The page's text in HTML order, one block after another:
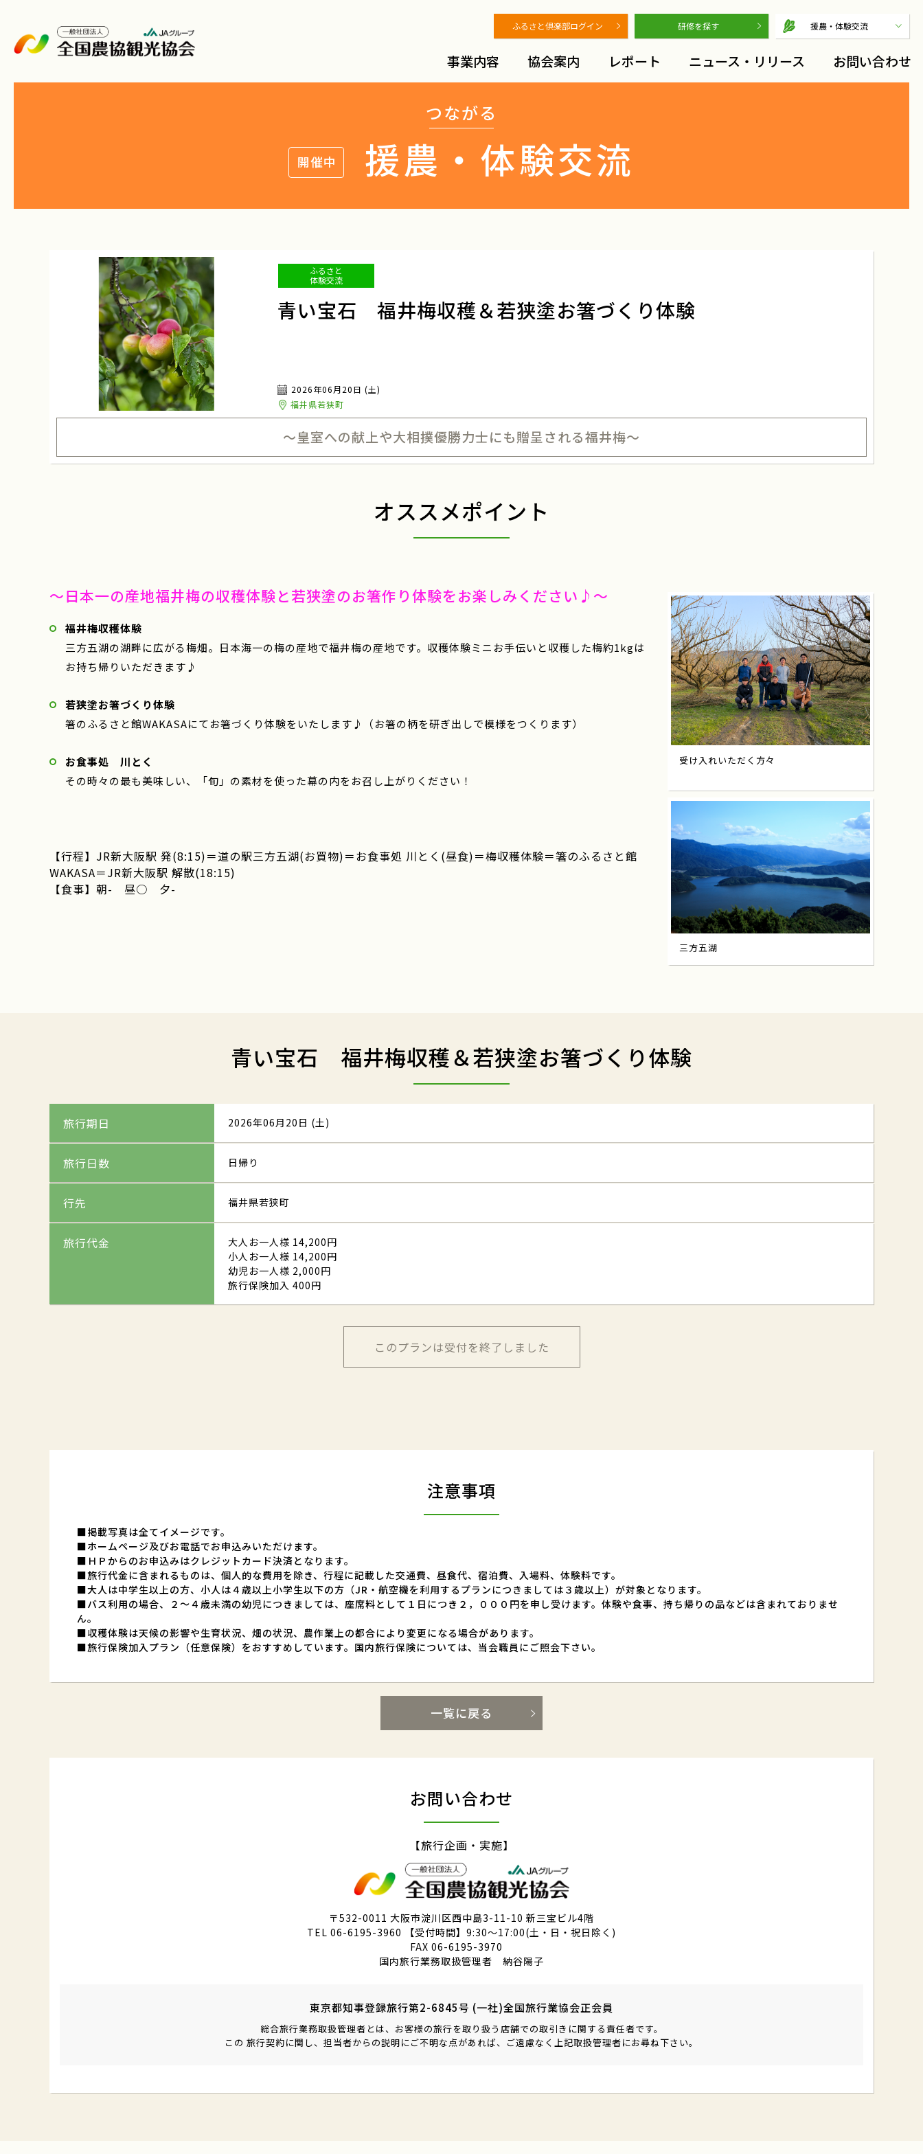
ふるさと倶楽部ログイン 研修を探す 援農・体験交流
事業内容 協会案内 レポート ニュース・リリース お問い合わせ
つながる
開催中 援農・体験交流
ふるさと
体験交流
青い宝石 福井梅収穫＆若狭塗お箸づくり体験
2026年06月20日 (土)
福井県若狭町
～皇室への献上や大相撲優勝力士にも贈呈される福井梅～
オススメポイント
～日本一の産地福井梅の収穫体験と若狭塗のお箸作り体験をお楽しみください♪～
福井梅収穫体験
三方五湖の湖畔に広がる梅畑。日本海一の梅の産地で福井梅の産地です。収穫体験ミニお手伝いと収穫した梅約1kgは
お持ち帰りいただきます♪
若狭塗お箸づくり体験
箸のふるさと館WAKASAにてお箸づくり体験をいたします♪（お箸の柄を研ぎ出しで模様をつくります）
お食事処 川とく
その時々の最も美味しい、「旬」の素材を使った幕の内をお召し上がりください！
【行程】JR新大阪駅 発(8:15)＝道の駅三方五湖(お買物)＝お食事処 川とく(昼食)＝梅収穫体験＝箸のふるさと館
WAKASA＝JR新大阪駅 解散(18:15)
【食事】朝- 昼○ 夕-
受け入れいただく方々
三方五湖
青い宝石 福井梅収穫＆若狭塗お箸づくり体験
旅行期日 2026年06月20日 (土)
旅行日数 日帰り
行先 福井県若狭町
旅行代金
大人お一人様 14,200円
小人お一人様 14,200円
幼児お一人様 2,000円
旅行保険加入 400円
このプランは受付を終了しました
注意事項
■掲載写真は全てイメージです。
■ホームページ及びお電話でお申込みいただけます。
■ＨＰからのお申込みはクレジットカード決済となります。
■旅行代金に含まれるものは、個人的な費用を除き、行程に記載した交通費、昼食代、宿泊費、入場料、体験料です。
■大人は中学生以上の方、小人は４歳以上小学生以下の方（JR・航空機を利用するプランにつきましては３歳以上）が対象となります。
■バス利用の場合、２～４歳未満の幼児につきましては、座席料として１日につき２，０００円を申し受けます。体験や食事、持ち帰りの品などは含まれておりませ
ん。
■収穫体験は天候の影響や生育状況、畑の状況、農作業上の都合により変更になる場合があります。
■旅行保険加入プラン（任意保険）をおすすめしています。国内旅行保険については、当会職員にご照会下さい。
一覧に戻る
お問い合わせ
【旅行企画・実施】
〒532-0011 大阪市淀川区西中島3-11-10 新三宝ビル4階
TEL 06-6195-3960
【受付時間】9:30～17:00(土・日・祝日除く)
FAX 06-6195-3970
国内旅行業務取扱管理者 納谷陽子
東京都知事登録旅行第2-6845号 (一社)全国旅行業協会正会員
総合旅行業務取扱管理者とは、お客様の旅行を取り扱う店舗での取引きに関する責任者です。
この 旅行契約に関し、担当者からの説明にご不明な点があれば、ご遠慮なく上記取扱管理者にお尋ね下さい。